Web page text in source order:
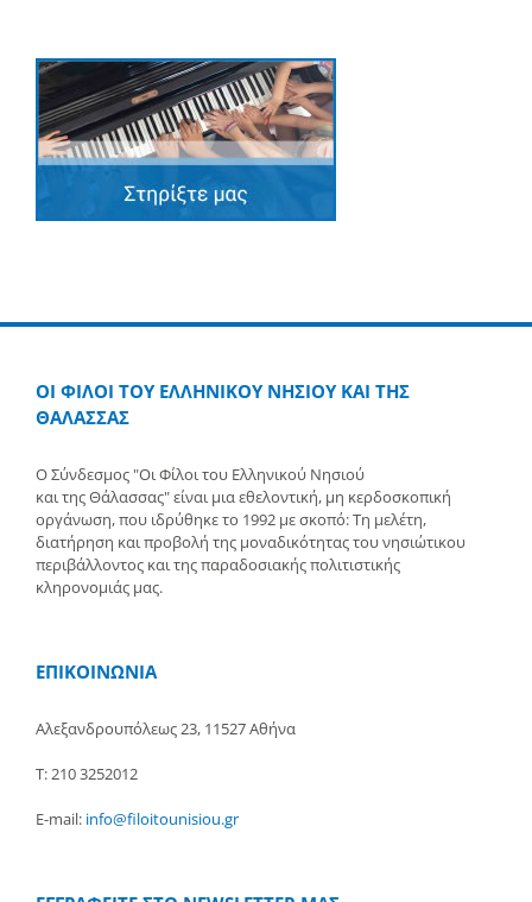
ΟΙ ΦΙΛΟΙ ΤΟΥ ΕΛΛΗΝΙΚΟΥ ΝΗΣΙΟΥ ΚΑΙ ΤΗΣ
ΘΑΛΑΣΣΑΣ
Ο Σύνδεσμος "Οι Φίλοι του Ελληνικού Νησιού
και της Θάλασσας" είναι μια εθελοντική, μη κερδοσκοπική
οργάνωση, που ιδρύθηκε το 1992 με σκοπό: Τη μελέτη,
διατήρηση και προβολή της μοναδικότητας του νησιώτικου
περιβάλλοντος και της παραδοσιακής πολιτιστικής
κληρονομιάς μας.
ΕΠΙΚΟΙΝΩΝΙΑ
Αλεξανδρουπόλεως 23, 11527 Αθήνα
Τ: 210 3252012
E-mail: info@filoitounisiou.gr